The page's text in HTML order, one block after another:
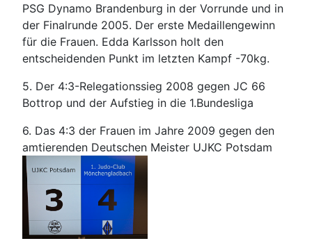
PSG Dynamo Brandenburg in der Vorrunde und in
der Finalrunde 2005. Der erste Medaillengewinn
für die Frauen. Edda Karlsson holt den
entscheidenden Punkt im letzten Kampf -70kg.
5. Der 4:3-Relegationssieg 2008 gegen JC 66
Bottrop und der Aufstieg in die 1.Bundesliga
6. Das 4:3 der Frauen im Jahre 2009 gegen den
amtierenden Deutschen Meister UJKC Potsdam